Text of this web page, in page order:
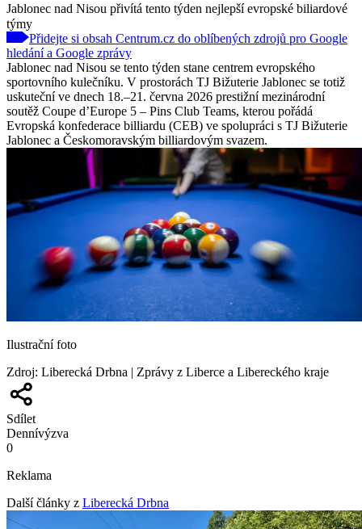
Jablonec nad Nisou přivítá tento týden nejlepší evropské biliardové
týmy
Přidejte si obsah Centrum.cz do oblíbených zdrojů pro Google
hledání a Google zprávy
Jablonec nad Nisou se tento týden stane centrem evropského
sportovního kulečníku. V prostorách TJ Bižuterie Jablonec se totiž
uskuteční ve dnech 18.–21. června 2026 prestižní mezinárodní
soutěž Coupe d’Europe 5 – Pins Club Teams, kterou pořádá
Evropská konfederace billiardu (CEB) ve spolupráci s TJ Bižuterie
Jablonec a Českomoravským billiardovým svazem.
Ilustrační foto
Zdroj: Liberecká Drbna | Zprávy z Liberce a Libereckého kraje
Sdílet
Dennívýzva
0
Reklama
Další články z Liberecká Drbna